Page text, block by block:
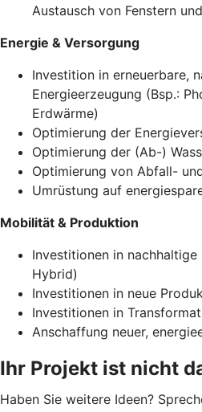
Austausch von Fenstern
Energie & Versorgung
Investition in erneuerbare,
Energieerzeugung (Bsp.:
Erdwärme)
Optimierung der
Optimierung der (Ab-)
Optimierung von Abfall-
Umrüstung auf
Mobilität & Produktion
Investitionen in
Hybrid)
Investitionen in neue
Investitionen in
Anschaffung neuer,
Ihr Projekt ist nicht
Haben Sie weitere Ideen?